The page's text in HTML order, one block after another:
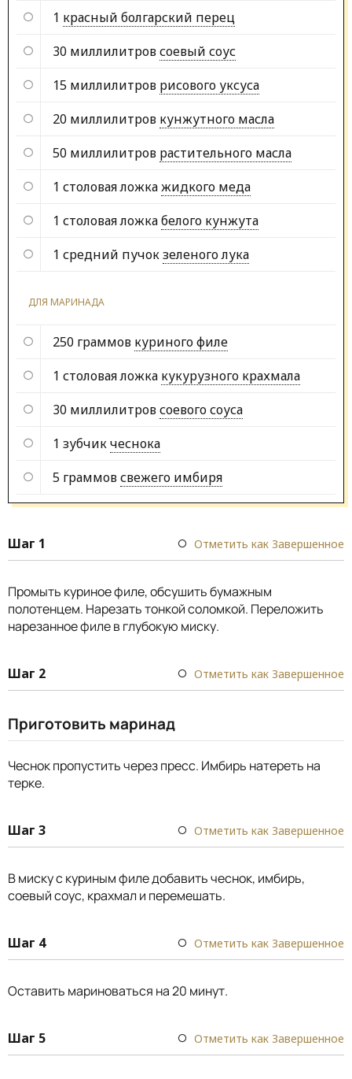
1 красный болгарский перец
30 миллилитровсоевый соус
15 миллилитров рисового уксуса
20 миллилитров кунжутного масла
50 миллилитров растительного масла
1 столовая ложкажидкого меда
1 столовая ложкабелого кунжута
1 средний пучокзеленого лука
ДЛЯ МАРИНАДА
250 граммов куриного филе
1 столовая ложка кукурузного крахмала
30 миллилитровсоевого соуса
1 зубчикчеснока
5 граммовсвежего имбиря
Шаг 1 Отметить как Завершенное
Промыть куриное филе, обсушить бумажным
полотенцем. Нарезать тонкой соломкой. Переложить
нарезанное филе в глубокую миску.
Шаг 2 Отметить как Завершенное
Приготовить маринад
Чеснок пропустить через пресс. Имбирь натереть на
терке.
Шаг 3 Отметить как Завершенное
В миску с куриным филе добавить чеснок, имбирь,
соевый соус, крахмал и перемешать.
Шаг 4 Отметить как Завершенное
Оставить мариноваться на 20 минут.
Шаг 5 Отметить как Завершенное